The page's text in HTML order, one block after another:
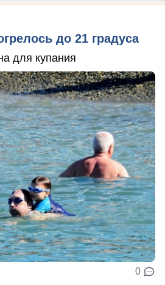
до 21 градуса
для купания
0